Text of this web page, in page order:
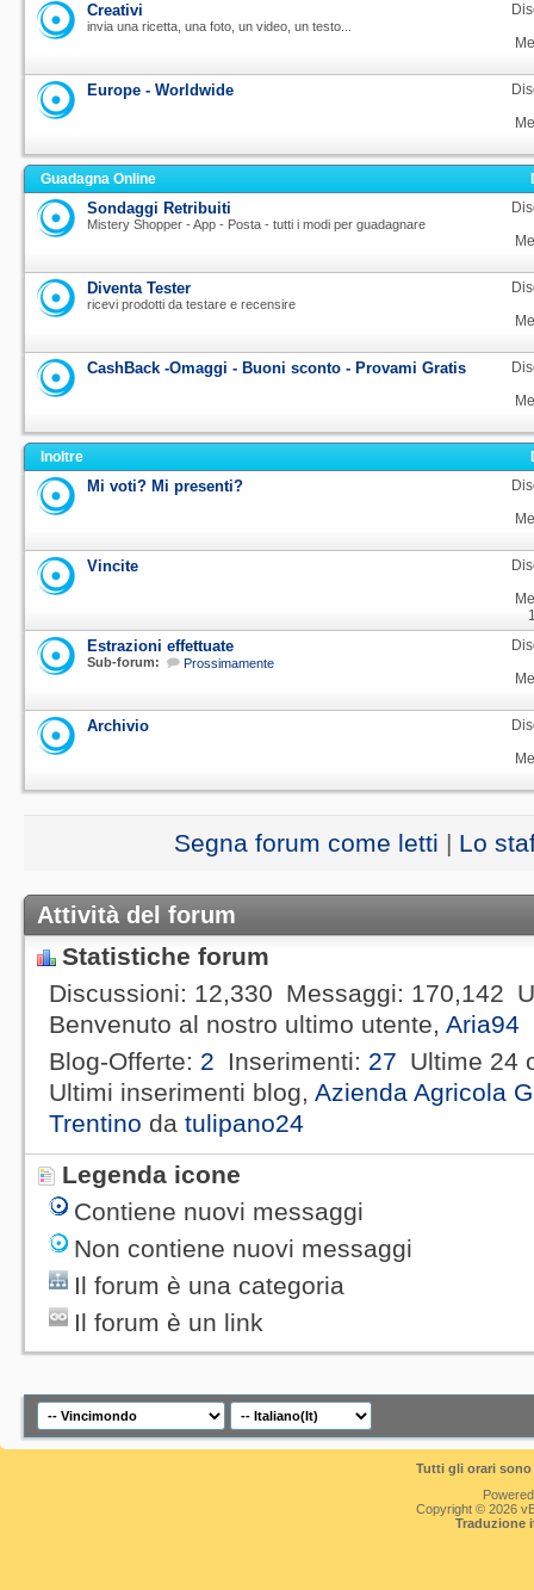
Creativi
invia una ricetta, una foto, un video, un testo...
Europe - Worldwide
Guadagna Online
Sondaggi Retribuiti
Mistery Shopper - App - Posta - tutti i modi per guadagnare
Diventa Tester
ricevi prodotti da testare e recensire
CashBack -Omaggi - Buoni sconto - Provami Gratis
Inoltre
Mi voti? Mi presenti?
Vincite
Estrazioni effettuate
Sub-forum: Prossimamente
Archivio
Segna forum come letti | Lo
Attività del forum
Statistiche forum
Discussioni 12,330 Messaggi 170,142
Benvenuto al nostro ultimo utente, Aria94
Blog-Offerte 2 Inserimenti 27 Ultime 24
Ultimi inserimenti blog, Azienda Agricola
Trentino da tulipano24
Legenda icone
Contiene nuovi messaggi
Non contiene nuovi messaggi
Il forum è una categoria
Il forum è un link
Tutti gli orari
Copyright © 2026
Traduzione